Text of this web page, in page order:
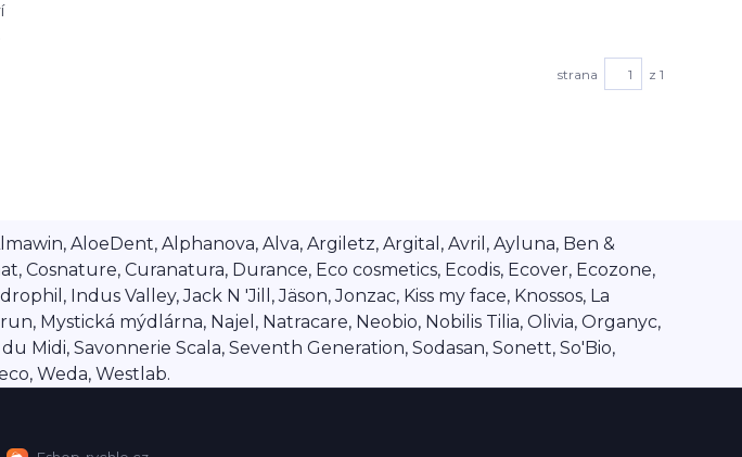
strana z 1
AloeDent, Alphanova, Alva, Argiletz, Argital, Avril, Ayluna, Ben &
Cosnature, Curanatura, Durance, Eco cosmetics, Ecodis, Ecover, Ecozone,
Indus Valley, Jack N 'Jill, Jäson, Jonzac, Kiss my face, Knossos, La
Mystická mýdlárna, Najel, Natracare, Neobio, Nobilis Tilia, Olivia, Organyc,
Midi, Savonnerie Scala, Seventh Generation, Sodasan, Sonett, So'Bio,
Weda, Westlab.